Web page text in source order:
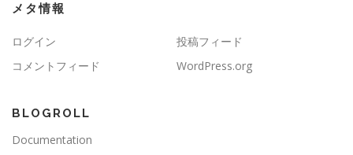
メタ情報
ログイン
投稿フィード
コメントフィード
WordPress.org
BLOGROLL
Documentation